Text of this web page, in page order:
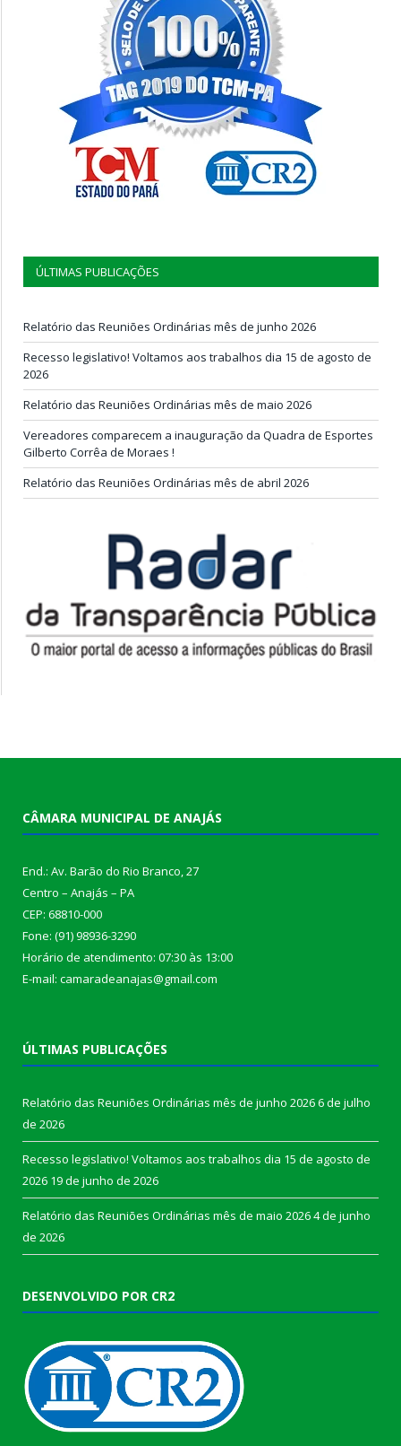
ÚLTIMAS PUBLICAÇÕES
Relatório das Reuniões Ordinárias mês de junho 2026
Recesso legislativo! Voltamos aos trabalhos dia 15 de agosto de
2026
Relatório das Reuniões Ordinárias mês de maio 2026
Vereadores comparecem a inauguração da Quadra de Esportes
Gilberto Corrêa de Moraes !
Relatório das Reuniões Ordinárias mês de abril 2026
CÂMARA MUNICIPAL DE ANAJÁS
End.: Av. Barão do Rio Branco, 27
Centro – Anajás – PA
CEP: 68810-000
Fone: (91) 98936-3290
Horário de atendimento: 07:30 às 13:00
E-mail: camaradeanajas@gmail.com
ÚLTIMAS PUBLICAÇÕES
Relatório das Reuniões Ordinárias mês de junho 20266 de julho
de 2026
Recesso legislativo! Voltamos aos trabalhos dia 15 de agosto de
2026 19 de junho de 2026
Relatório das Reuniões Ordinárias mês de maio 20264 de junho
de 2026
DESENVOLVIDO POR CR2